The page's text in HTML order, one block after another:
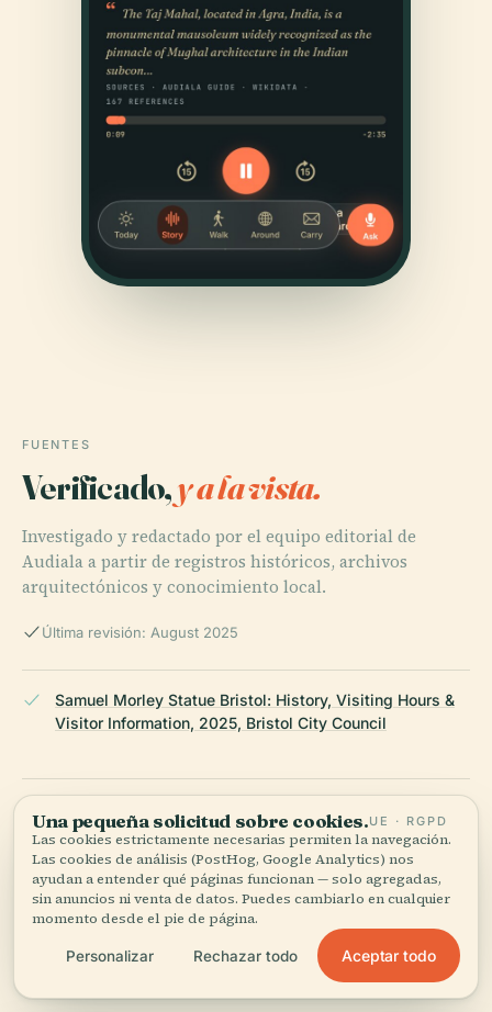
FUENTES
Verificado,y a la vista.
Investigado y redactado por el equipo editorial de
Audiala a partir de registros históricos, archivos
arquitectónicos y conocimiento local.
Última revisión: August 2025
Samuel Morley Statue Bristol: History, Visiting Hours &
Visitor Information, 2025, Bristol City Council
Hours & Travel Tips, 2025, Historic England
Visiting the Statue of Samuel Morley in Bristol: Hours,
Tickets, and Tips for a Memorable Visit, 2025, Visit
Bristol
Una pequeña solicitud sobre cookies.UE · RGPD
Las cookies estrictamente necesarias permiten la navegación.
Las cookies de análisis (PostHog, Google Analytics) nos
ayudan a entender qué páginas funcionan — solo agregadas,
sin anuncios ni venta de datos. Puedes cambiarlo en cualquier
momento desde el pie de página.
Personalizar Rechazar todo Aceptar todo